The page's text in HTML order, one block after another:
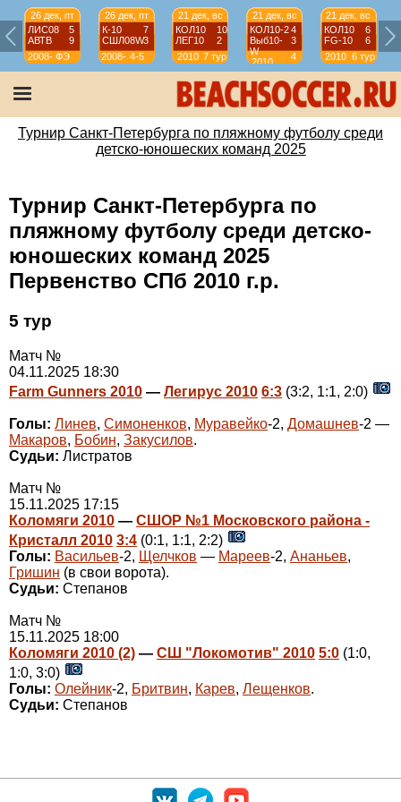
26 дек, пт
ЛИС08
5
АВТВ
9
2008-
2009
ФЭ
26 дек, пт
К-10
7
СШЛ08W3
2008-
2009
4-5
21 дек, вс
КОЛ10
10
ЛЕГ10
2
2010 7 тур
21 дек, вс
КОЛ10-24
Выб10-
W
3
2010
4
тур
21 дек, вс
КОЛ10
6
FG-10
6
2010 6 тур
Турнир Санкт-Петербурга по пляжному футболу среди
детско-юношеских команд 2025
Турнир Санкт-Петербурга по
пляжному футболу среди детско-
юношеских команд 2025
Первенство СПб 2010 г.р.
5 тур
Матч №
04.11.2025 18:30
Farm Gunners 2010 — Легирус 2010 6:3 (3:2, 1:1, 2:0)
Голы: Линев, Симоненков, Муравейко-2, Домашнев-2 —
Макаров, Бобин, Закусилов.
Судьи: Листратов
Матч №
15.11.2025 17:15
Коломяги 2010 — СШОР №1 Московского района -
Кристалл 2010 3:4 (0:1, 1:1, 2:2)
Голы: Васильев-2, Щелчков — Мареев-2, Ананьев,
Гришин (в свои ворота).
Судьи: Степанов
Матч №
15.11.2025 18:00
Коломяги 2010 (2) — СШ "Локомотив" 2010 5:0 (1:0,
1:0, 3:0)
Голы: Олейник-2, Бритвин, Карев, Лещенков.
Судьи: Степанов